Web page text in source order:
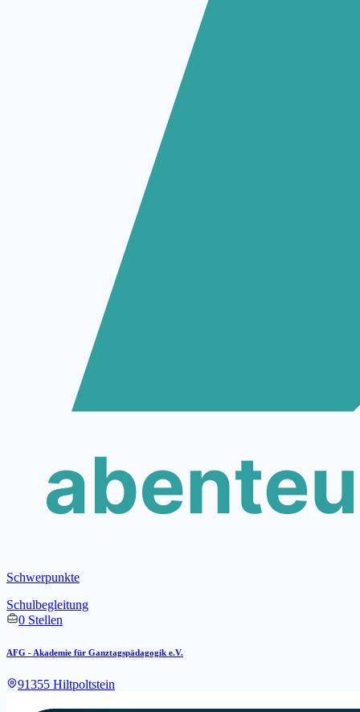
Schwerpunkte
Schulbegleitung
0 Stellen
AFG - Akademie für Ganztagspädagogik e.V.
91355 Hiltpoltstein